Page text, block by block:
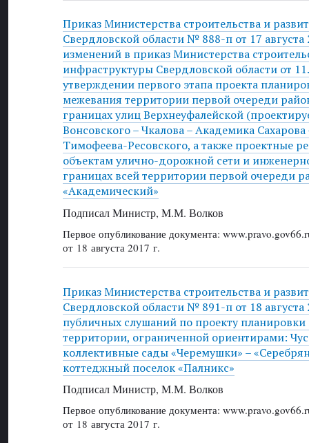
Приказ Министерства строительства и
Свердловской области № 888-п от 17 августа
изменений в приказ Министерства
инфраструктуры Свердловской области от
утверждении первого этапа проекта
межевания территории первой очереди
границах улиц Верхнеуфалейской
Вонсовского – Чкалова – Академика
Тимофеева-Ресовского, а также проектные
объектам улично-дорожной сети и
границах всей территории первой очереди
«Академический»
Подписал Министр, М.М. Волков
Первое опубликование документа:
от 18 августа 2017 г.
Приказ Министерства строительства и
Свердловской области № 891-п от 18 августа
публичных слушаний по проекту
территории, ограниченной ориентирами:
коллективные сады «Черемушки» –
коттеджный поселок «Палникс»
Подписал Министр, М.М. Волков
Первое опубликование документа:
от 18 августа 2017 г.